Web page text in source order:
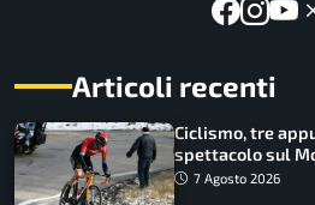
Articoli recenti
Ciclismo, tre
spettacolo sul
come vederli
7 Agosto 2026